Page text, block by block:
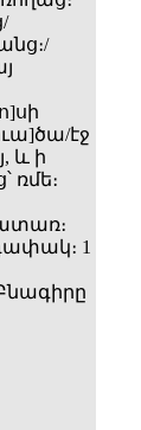
էջ
և ի
ռմե։
1